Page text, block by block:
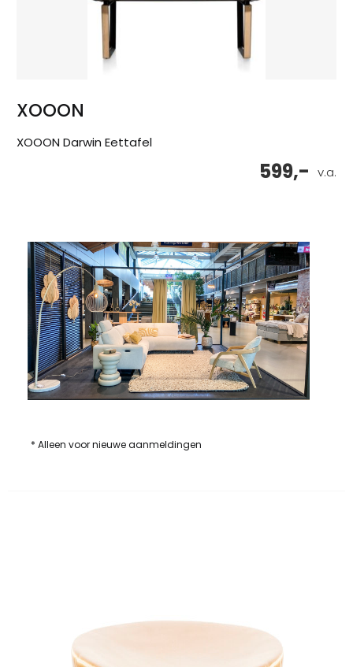
XOOON
XOOON Darwin Eettafel
v.a.
599,-
* Alleen voor nieuwe aanmeldingen